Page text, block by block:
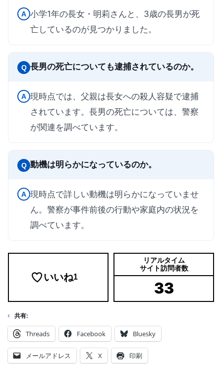
A 小学1年の長女・明莉さんと、3歳の長男が死
亡しているのが見つかりました。
Q 長男の死亡についても逮捕されているのか。
A 現時点では、父親は長女への殺人容疑で逮捕
されています。長男の死亡については、警察
が関連を調べています。
Q 動機は明らかになっているのか。
A 現時点で詳しい動機は明らかになっていませ
ん。警察が事件前後の行動や家庭内の状況を
調べています。
いいね1
リアルタイム
サイト訪問者数
33
共有:
Threads Facebook Bluesky
メールアドレス X 印刷